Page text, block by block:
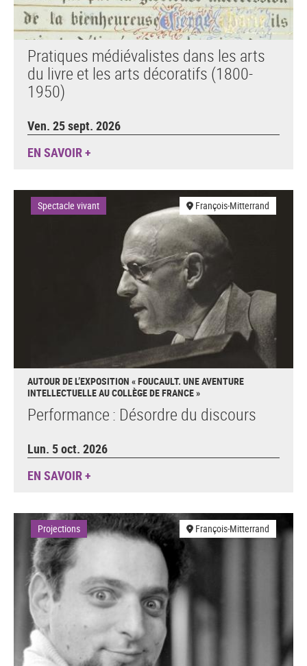
Pratiques médiévalistes dans les arts
du livre et les arts décoratifs (1800-
1950)
Ven. 25 sept. 2026
EN SAVOIR +
Spectacle vivant François-Mitterrand
AUTOUR DE L’EXPOSITION « FOUCAULT. UNE AVENTURE
INTELLECTUELLE AU COLLÈGE DE FRANCE »
Performance : Désordre du discours
Lun. 5 oct. 2026
EN SAVOIR +
Projections François-Mitterrand